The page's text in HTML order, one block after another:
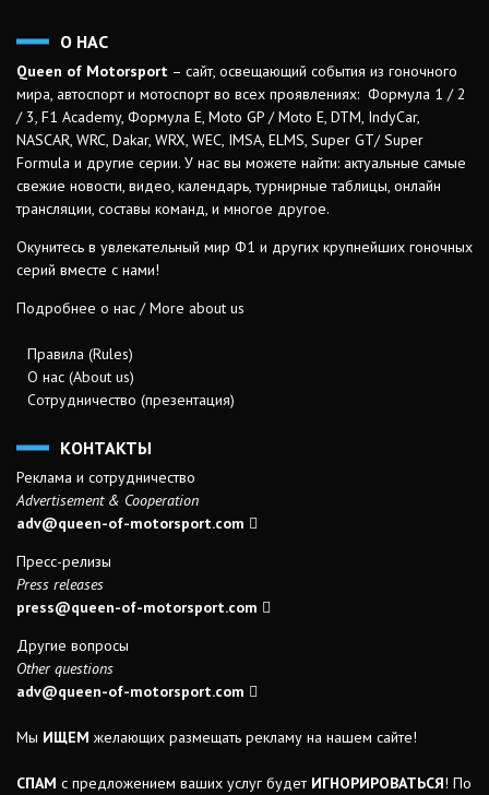
О НАС
Queen of Motorsport – сайт, освещающий события из гоночного
мира, автоспорт и мотоспорт во всех проявлениях: Формула 1 / 2
/ 3, F1 Academy, Формула Е, Moto GP / Moto E, DTM, IndyCar,
NASCAR, WRC, Dakar, WRX, WEC, IMSA, ELMS, Super GT/ Super
Formula и другие серии. У нас вы можете найти: актуальные самые
свежие новости, видео, календарь, турнирные таблицы, онлайн
трансляции, составы команд, и многое другое.
Окунитесь в увлекательный мир Ф1 и других крупнейших гоночных
серий вместе с нами!
Подробнее о нас / More about us
Правила (Rules)
О нас (About us)
Сотрудничество (презентация)
КОНТАКТЫ
Реклама и сотрудничество
Advertisement & Cooperation
adv@queen-of-motorsport.com
Пресс-релизы
Press releases
press@queen-of-motorsport.com
Другие вопросы
Other questions
adv@queen-of-motorsport.com
Мы ИЩЕМ желающих размещать рекламу на нашем сайте!
СПАМ с предложением ваших услуг будет ИГНОРИРОВАТЬСЯ! По